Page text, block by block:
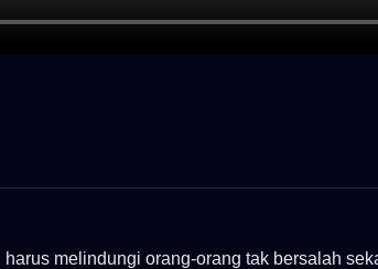
melindungi orang-orang tak bersalah